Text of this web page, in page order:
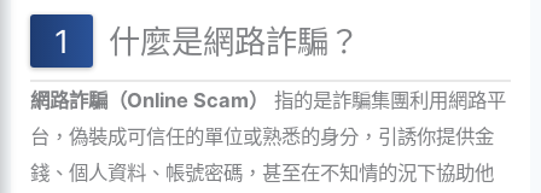
什麼是網路詐騙？
網路詐騙（Online Scam）
指的是詐騙集團利用網路平
台，偽裝成可信任的單位或熟悉的身分，引誘你提供金
錢、個人資料、帳號密碼，甚至在不知情的況下協助他